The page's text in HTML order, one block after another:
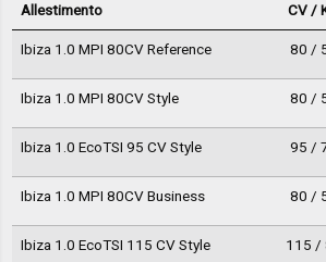
Allestimento CV /
Ibiza 1.0 MPI 80CV Reference 80 /
Ibiza 1.0 MPI 80CV Style 80 /
Ibiza 1.0 EcoTSI 95 CV Style 95 /
Ibiza 1.0 MPI 80CV Business 80 /
Ibiza 1.0 EcoTSI 115 CV Style 115 /